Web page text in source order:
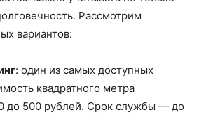
Рассмотрим
вариантов:
: один из самых доступных
квадратного метра
до 500 рублей. Срок службы — до